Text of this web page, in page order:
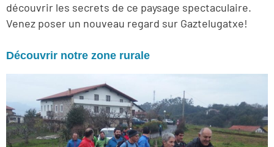
découvrir les secrets de ce paysage spectaculaire.
Venez poser un nouveau regard sur Gaztelugatxe!
Découvrir notre zone rurale